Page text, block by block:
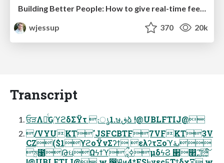
wjessup
370 20k
Transcript
ਓੜΛม͑ͨԌ্ϓϩδΣΫτ ։ൃ1.ษڧձ !@UBLFTIJ@
/VYUKT'JSFCBTF7VFKT3V
CZ($1ϒϩοΫνΣʔϯ ελʔτΞοϓىۀ
ম͖೑ԹઘΩϟϯϓཱྀߦμδϟϨ ੢෢࢙ ʹ͠͚ͨ͠